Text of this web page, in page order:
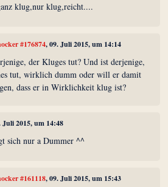
klug,nur klug,reicht....
#176874, 09. Juli 2015, um 14:14
der Kluges tut? Und ist derjenige,
tut, wirklich dumm oder will er damit
dass er in Wirklichkeit klug ist?
Juli 2015, um 14:48
sich nur a Dummer ^^
#161118, 09. Juli 2015, um 15:43